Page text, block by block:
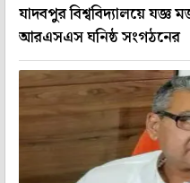
যাদবপুর বিশ্ববিদ্যালয়ে যজ্ঞ
আরএসএস ঘনিষ্ঠ সংগঠনের